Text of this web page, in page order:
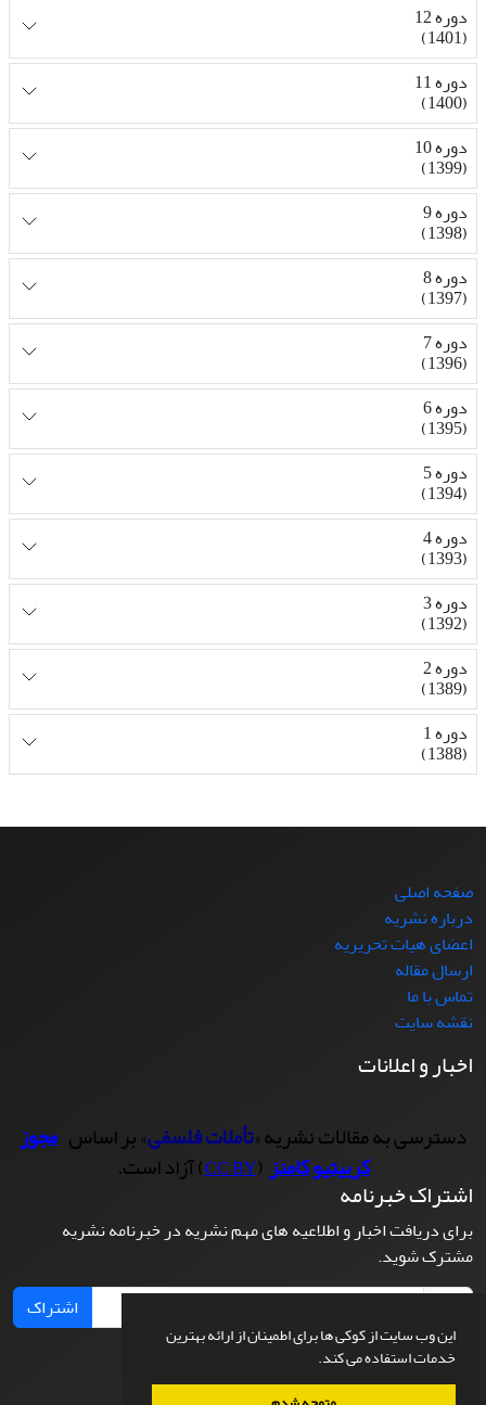
این وب سایت از کوکی ها برای اطمینان از ارائه بهترین
خدمات استفاده می کند.
دوره 12
(1401)
دوره 11
(1400)
دوره 10
(1399)
دوره 9
(1398)
دوره 8
(1397)
دوره 7
(1396)
دوره 6
(1395)
دوره 5
(1394)
دوره 4
(1393)
دوره 3
(1392)
دوره 2
(1389)
دوره 1
(1388)
صفحه اصلی
درباره نشریه
اعضای هیات تحریریه
ارسال مقاله
تماس با ما
نقشه سایت
اخبار و اعلانات
دسترسی به مقالات نشریه «تأملات فلسفی» بر اساس مجوز
کرییتیو کامنز(
CC BY) آزاد است.
اشتراک خبرنامه
برای دریافت اخبار و اطلاعیه های مهم نشریه در خبرنامه نشریه
مشترک شوید.
اشتراک